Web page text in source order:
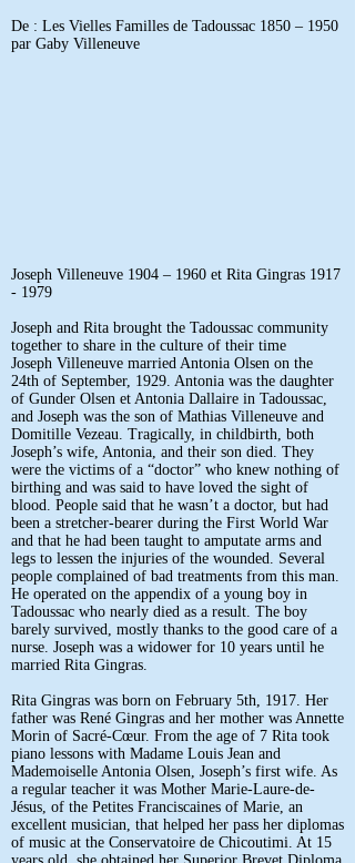
De : Les Vielles Familles de Tadoussac 1850 – 1950
par Gaby Villeneuve
Joseph Villeneuve 1904 – 1960 et Rita Gingras 1917
- 1979
Joseph and Rita brought the Tadoussac community
together to share in the culture of their time
Joseph Villeneuve married Antonia Olsen on the
24th of September, 1929. Antonia was the daughter
of Gunder Olsen et Antonia Dallaire in Tadoussac,
and Joseph was the son of Mathias Villeneuve and
Domitille Vezeau. Tragically, in childbirth, both
Joseph’s wife, Antonia, and their son died. They
were the victims of a “doctor” who knew nothing of
birthing and was said to have loved the sight of
blood. People said that he wasn’t a doctor, but had
been a stretcher-bearer during the First World War
and that he had been taught to amputate arms and
legs to lessen the injuries of the wounded. Several
people complained of bad treatments from this man.
He operated on the appendix of a young boy in
Tadoussac who nearly died as a result. The boy
barely survived, mostly thanks to the good care of a
nurse. Joseph was a widower for 10 years until he
married Rita Gingras.
Rita Gingras was born on February 5th, 1917. Her
father was René Gingras and her mother was Annette
Morin of Sacré-Cœur. From the age of 7 Rita took
piano lessons with Madame Louis Jean and
Mademoiselle Antonia Olsen, Joseph’s first wife. As
a regular teacher it was Mother Marie-Laure-de-
Jésus, of the Petites Franciscaines of Marie, an
excellent musician, that helped her pass her diplomas
of music at the Conservatoire de Chicoutimi. At 15